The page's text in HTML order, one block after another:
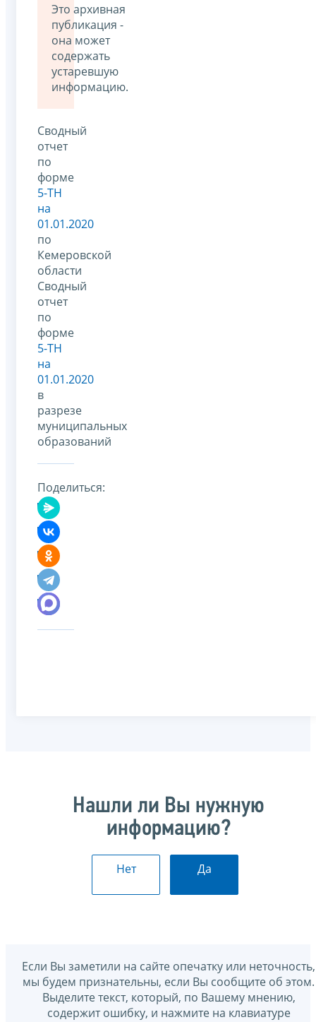
Это архивная
публикация -
она может
содержать
устаревшую
информацию.
Сводный
отчет
по
форме
5-ТН
на
01.01.2020
по
Кемеровской
области
Сводный
отчет
по
форме
5-ТН
на
01.01.2020
в
разрезе
муниципальных
образований
Поделиться:
Нашли ли Вы нужную
информацию?
Нет Да
Если Вы заметили на сайте опечатку или неточность,
мы будем признательны, если Вы сообщите об этом.
Выделите текст, который, по Вашему мнению,
содержит ошибку, и нажмите на клавиатуре